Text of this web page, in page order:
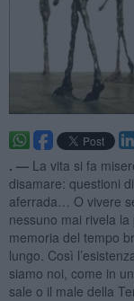
. — La vita si fa
disamare: questioni
aferrada… O vivere
nessuno mai rivela
memoria del tempo
lungo. Così
siamo noi, come in
sale o il male della